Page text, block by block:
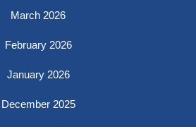
March 2026
February 2026
January 2026
December 2025